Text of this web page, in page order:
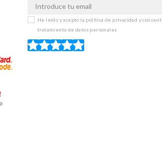
He leído y acepto la política de privacidad y
tratamiento de datos personales